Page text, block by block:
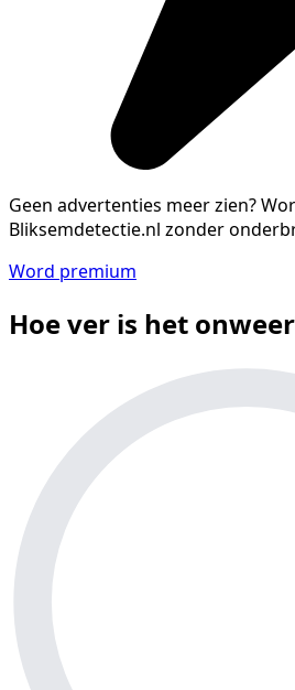
Geen advertenties meer zien?
Bliksemdetectie.nl zonder
Word premium
Hoe ver is het